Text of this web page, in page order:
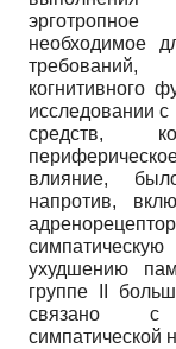
необходимое
требований,
когнитивного
исследовании
средств,
влияние,
напротив,
ухудшению
группе II
связано с
симпатической